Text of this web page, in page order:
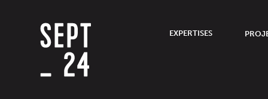
EXPERTISES